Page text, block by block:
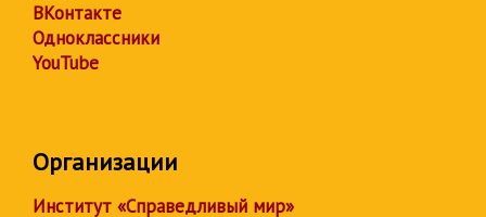
ВКонтакте
Одноклассники
YouTube
Организации
Институт «Справедливый мир»